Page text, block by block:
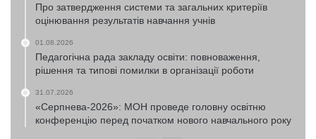
Про затвердження системи та загальних критеріїв
оцінювання результатів навчання учнів
01.08.2026
Педагогічна рада закладу освіти: повноваження,
рішення та типові помилки в організації роботи
31.07.2026
«Серпнева-2026»: МОН проведе головну освітню
конференцію перед початком нового навчального року